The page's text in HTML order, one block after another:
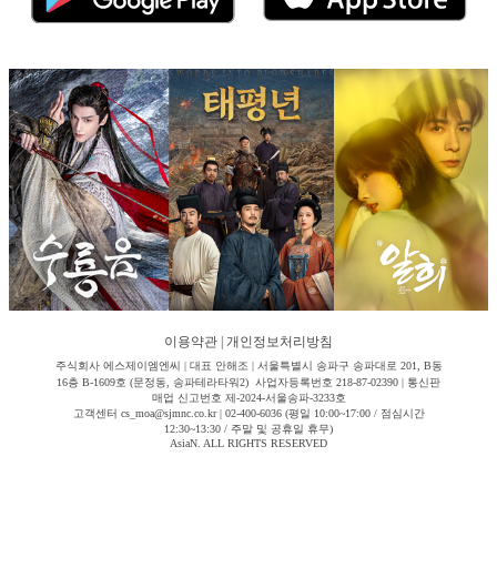
이용약관 개인정보처리방침
주식회사 에스제이엠엔씨 | 대표 안해조 | 서울특별시 송파구 송파대로 201, B동
16층 B-1609호 (문정동, 송파테라타워2) 사업자등록번호 218-87-02390 | 통신판
매업 신고번호 제-2024-서울송파-3233호
고객센터 cs_moa@sjmnc.co.kr | 02-400-6036 (평일 10:00~17:00 / 점심시간
12:30~13:30 / 주말 및 공휴일 휴무)
AsiaN. ALL RIGHTS RESERVED